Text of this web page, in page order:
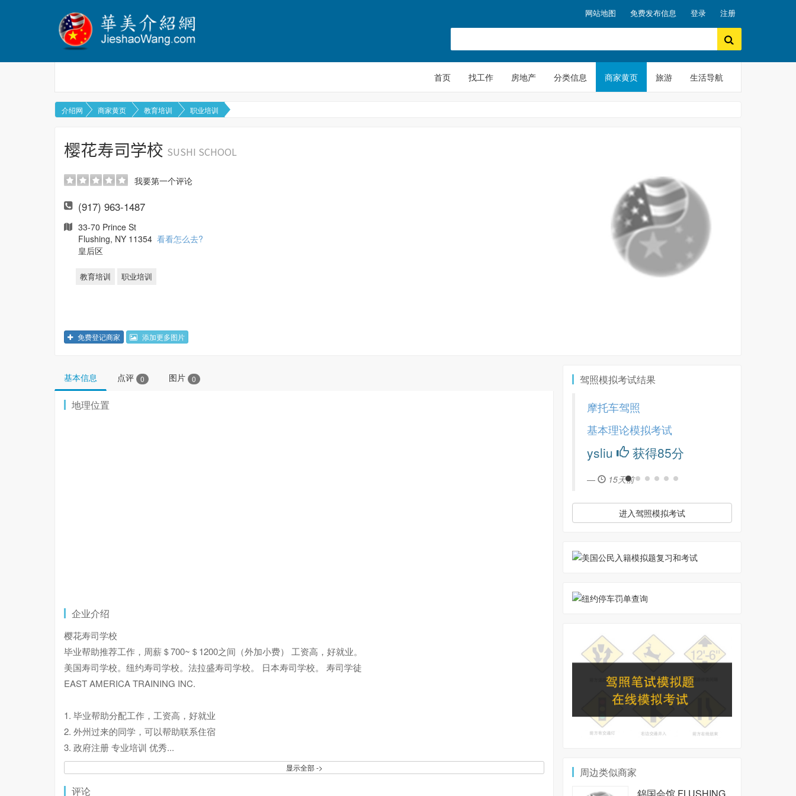
网站地图 免费发布信息 登录 注册
首页 找工作 房地产 分类信息 商家黄页 旅游 生活导航
介绍网 商家黄页 教育培训 职业培训
樱花寿司学校 SUSHI SCHOOL
我要第一个评论
(917) 963-1487
33-70 Prince St
Flushing, NY 11354 看看怎么去?
皇后区
教育培训 职业培训
免费登记商家 添加更多图片
基本信息 点评 0 图片 0
地理位置
企业介绍
樱花寿司学校
毕业帮助推荐工作，周薪＄700~＄1200之间（外加小费） 工资高，好就业。
美国寿司学校。纽约寿司学校。法拉盛寿司学校。 日本寿司学校。 寿司学徒
EAST AMERICA TRAINING INC.
1. 毕业帮助分配工作，工资高，好就业
2. 外州过来的同学，可以帮助联系住宿
3. 政府注册 专业培训 优秀...
显示全部 ->
评论
驾照模拟考试结果
摩托车驾照
基本理论模拟考试
ysliu 获得85分
15天前
进入驾照模拟考试
周边类似商家